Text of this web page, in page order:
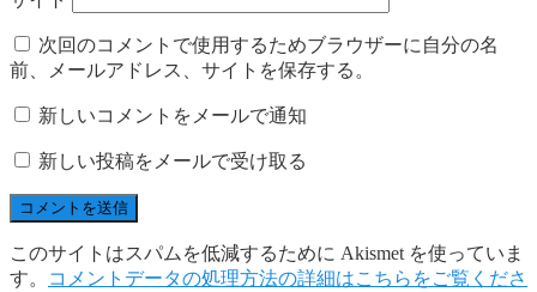
次回のコメントで使用するためブラウザーに自分の名
前、メールアドレス、サイトを保存する。
新しいコメントをメールで通知
新しい投稿をメールで受け取る
このサイトはスパムを低減するために Akismet を使っていま
す。
コメントデータの処理方法の詳細はこちらをご覧くださ